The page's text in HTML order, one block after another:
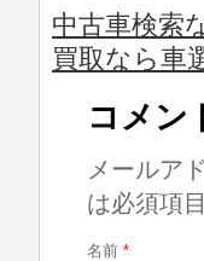
中古車検索
買取なら車
コメン
メールア
は必須項
名前 *